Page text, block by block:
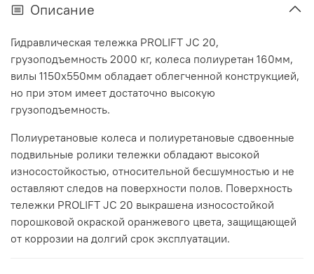
Описание
Гидравлическая тележка PROLIFT JC 20,
грузоподъемность 2000 кг, колеса полиуретан 160мм,
вилы 1150x550мм обладает облегченной конструкцией,
но при этом имеет достаточно высокую
грузоподъемность.
Полиуретановые колеса и полиуретановые сдвоенные
подвильные ролики тележки обладают высокой
износостойкостью, относительной бесшумностью и не
оставляют следов на поверхности полов. Поверхность
тележки PROLIFT JC 20 выкрашена износостойкой
порошковой окраской оранжевого цвета, защищающей
от коррозии на долгий срок эксплуатации.